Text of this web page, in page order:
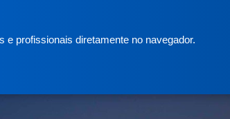
profissionais diretamente no navegador.